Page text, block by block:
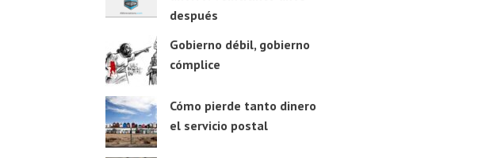
después
Gobierno débil, gobierno
cómplice
Cómo pierde tanto dinero
el servicio postal